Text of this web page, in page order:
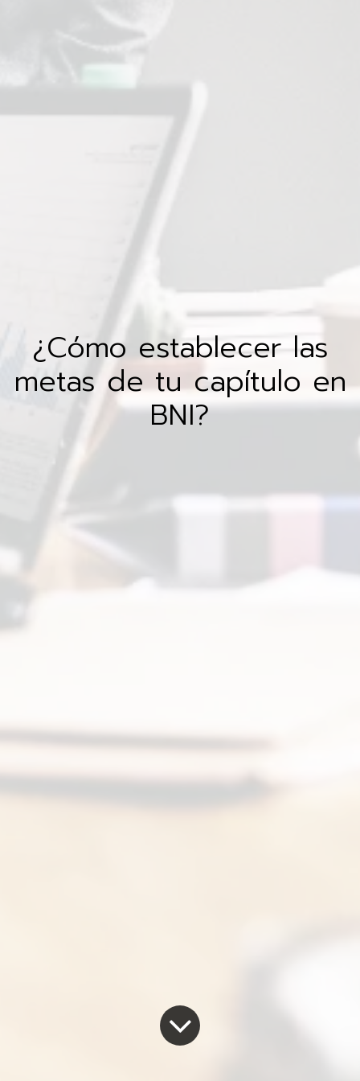
¿Cómo establecer las
metas de tu capítulo en
BNI?